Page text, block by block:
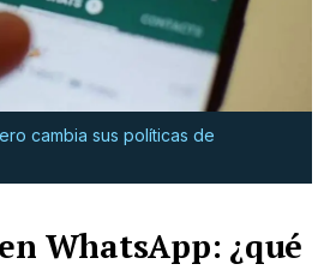
cambia sus políticas de
WhatsApp: ¿qué